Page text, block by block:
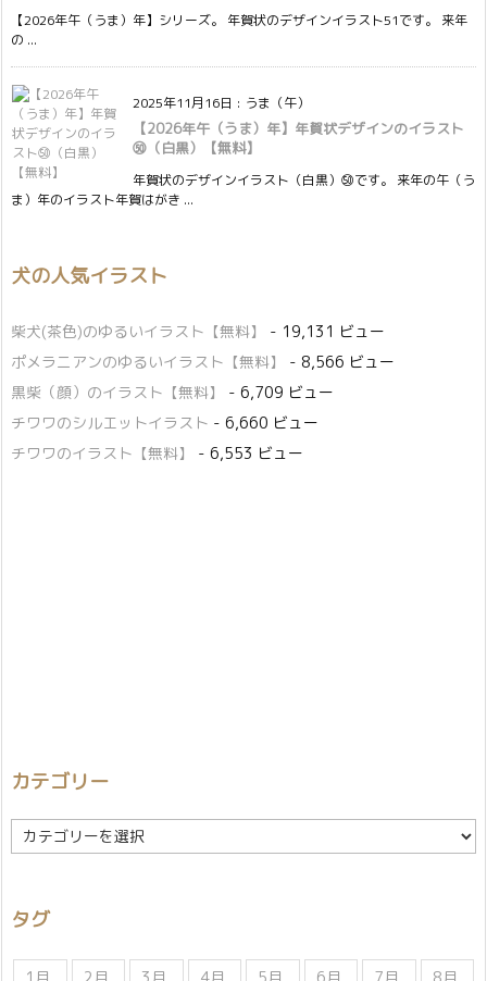
【2026年午（うま）年】シリーズ。 年賀状のデザインイラスト51です。 来年
の ...
2025年11月16日 : うま（午）
【2026年午（うま）年】年賀状デザインのイラスト
㊿（白黒）【無料】
年賀状のデザインイラスト（白黒）㊿です。 来年の午（う
ま）年のイラスト年賀はがき ...
犬の人気イラスト
柴犬(茶色)のゆるいイラスト【無料】
- 19,131 ビュー
ポメラニアンのゆるいイラスト【無料】
- 8,566 ビュー
黒柴（顔）のイラスト【無料】
- 6,709 ビュー
チワワのシルエットイラスト - 6,660 ビュー
チワワのイラスト【無料】
- 6,553 ビュー
カテゴリー
カ
テ
ー
タグ